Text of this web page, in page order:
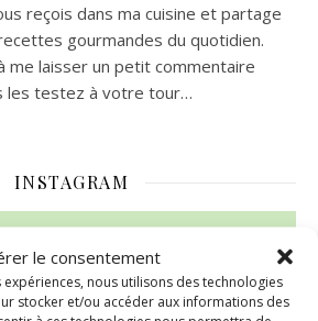
le consentement
nous utilisons des technologies
stocker et/ou accéder aux informations des
reçois dans ma cuisine et partage
gourmandes du quotidien.
me laisser un petit commentaire
les testez à votre tour…
INSTAGRAM